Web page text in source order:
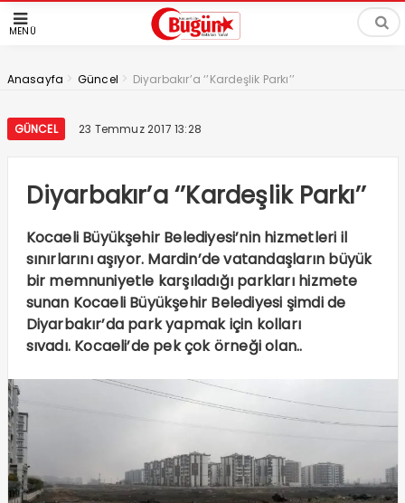
MENÜ
Anasayfa > Güncel > Diyarbakır’a ‘’Kardeşlik Parkı’’
GÜNCEL 23 Temmuz 2017 13:28
Diyarbakır’a ‘’Kardeşlik Parkı’’
Kocaeli Büyükşehir Belediyesi’nin hizmetleri il
sınırlarını aşıyor. Mardin’de vatandaşların büyük
bir memnuniyetle karşıladığı parkları hizmete
sunan Kocaeli Büyükşehir Belediyesi şimdi de
Diyarbakır’da park yapmak için kolları
sıvadı. Kocaeli’de pek çok örneği olan..